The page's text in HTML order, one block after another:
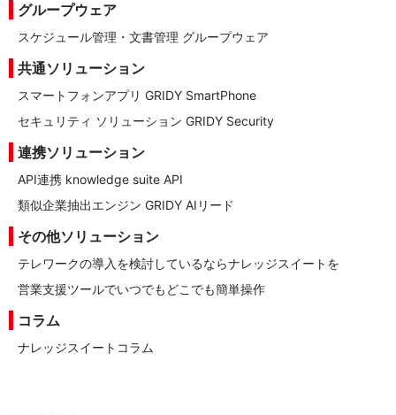
グループウェア
スケジュール管理・文書管理 グループウェア
共通ソリューション
スマートフォンアプリ GRIDY SmartPhone
セキュリティ ソリューション GRIDY Security
連携ソリューション
API連携 knowledge suite API
類似企業抽出エンジン GRIDY AIリード
その他ソリューション
テレワークの導入を検討しているならナレッジスイートを
営業支援ツールでいつでもどこでも簡単操作
コラム
ナレッジスイートコラム